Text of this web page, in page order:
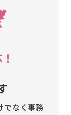
でなく事務